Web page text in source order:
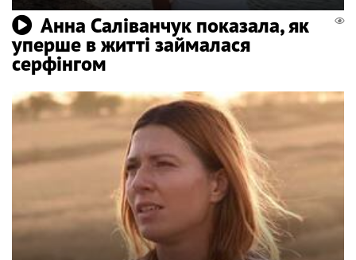
Анна Саліванчук показала, як
уперше в житті займалася
серфінгом